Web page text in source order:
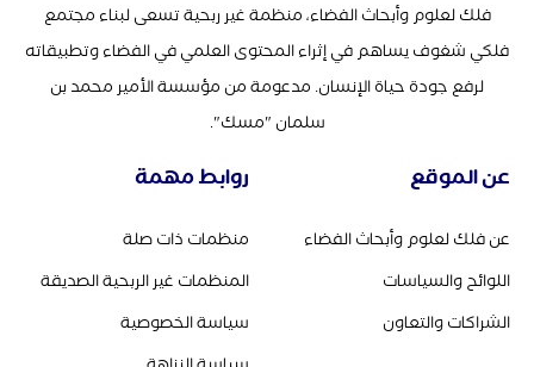
فلك لعلوم وأبحاث الفضاء، منظمة غير ربحية تسعى لبناء مجتمع
فلكي شغوف يساهم في إثراء المحتوى العلمي في الفضاء وتطبيقاته
لرفع جودة حياة الإنسان. مدعومة من مؤسسة الأمير محمد بن
سلمان "مسك".
عن الموقع
عن فلك لعلوم وأبحاث الفضاء
اللوائح والسياسات
الشراكات والتعاون
روابط مهمة
منظمات ذات صلة
المنظمات غير الربحية الصديقة
سياسة الخصوصية